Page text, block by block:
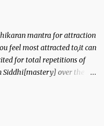
mantra for attraction
feel most attracted to,it can
for total repetitions of
over the